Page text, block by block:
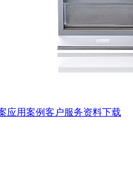
应用案例客户服务资料下载